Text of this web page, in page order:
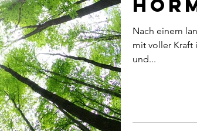
Nach einem
mit voller Kraft
und...